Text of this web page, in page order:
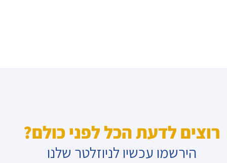
רוצים לדעת הכל לפני כולם?
הירשמו עכשיו לניוזלטר שלנו